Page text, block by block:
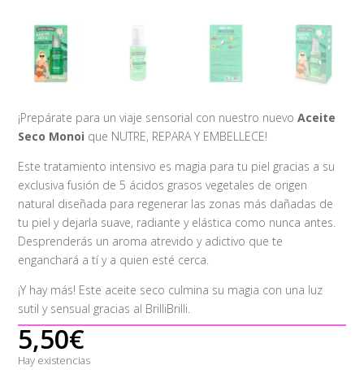
¡Prepárate para un viaje sensorial con nuestro nuevoAceite
Seco Monoi que NUTRE, REPARA Y EMBELLECE!
Este tratamiento intensivo es magia para tu piel gracias a su
exclusiva fusión de 5 ácidos grasos vegetales de origen
natural diseñada para regenerar las zonas más dañadas de
tu piel y dejarla suave, radiante y elástica como nunca antes.
Desprenderás un aroma atrevido y adictivo que te
enganchará a tí y a quien esté cerca.
¡Y hay más! Este aceite seco culmina su magia con una luz
sutil y sensual gracias al BrilliBrilli.
5,50€
Hay existencias